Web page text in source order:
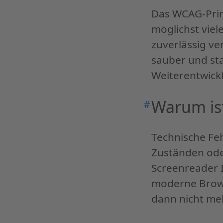
zuverlässig
und
zukunftssicher
gestalten"
Das WCAG-
möglichst
zuverlässig
sauber und
Warum
Permalink
ist
Robustheit
so
wichtig?"
#
Technische
Zuständen
moderne
dann nicht